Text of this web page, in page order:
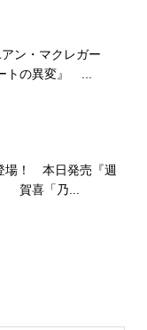
アン・マクレガー
トの異変』 ...
場！ 本日発売『週
賀喜「乃...